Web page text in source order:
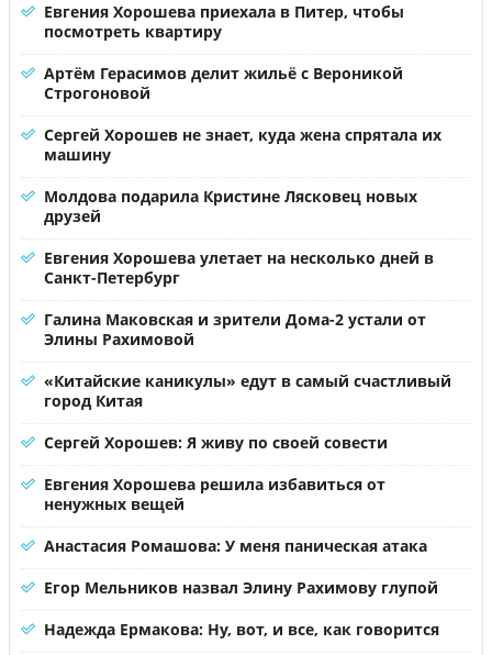
Евгения Хорошева приехала в Питер, чтобы
посмотреть квартиру
Артём Герасимов делит жильё с Вероникой
Строгоновой
Сергей Хорошев не знает, куда жена спрятала их
машину
Молдова подарила Кристине Лясковец новых
друзей
Евгения Хорошева улетает на несколько дней в
Санкт-Петербург
Галина Маковская и зрители Дома-2 устали от
Элины Рахимовой
«Китайские каникулы» едут в самый счастливый
город Китая
Сергей Хорошев: Я живу по своей совести
Евгения Хорошева решила избавиться от
ненужных вещей
Анастасия Ромашова: У меня паническая атака
Егор Мельников назвал Элину Рахимову глупой
Надежда Ермакова: Ну, вот, и все, как говорится